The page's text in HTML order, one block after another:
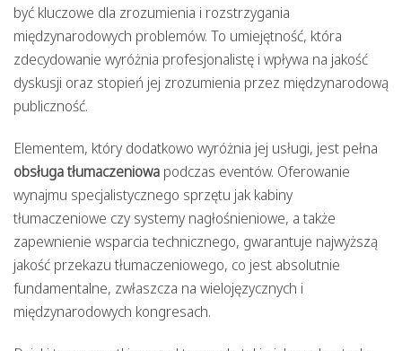
być kluczowe dla zrozumienia i rozstrzygania
międzynarodowych problemów. To umiejętność, która
zdecydowanie wyróżnia profesjonalistę i wpływa na jakość
dyskusji oraz stopień jej zrozumienia przez międzynarodową
publiczność.
Elementem, który dodatkowo wyróżnia jej usługi, jest pełna
obsługa tłumaczeniowa podczas eventów. Oferowanie
wynajmu specjalistycznego sprzętu jak kabiny
tłumaczeniowe czy systemy nagłośnieniowe, a także
zapewnienie wsparcia technicznego, gwarantuje najwyższą
jakość przekazu tłumaczeniowego, co jest absolutnie
fundamentalne, zwłaszcza na wielojęzycznych i
międzynarodowych kongresach.